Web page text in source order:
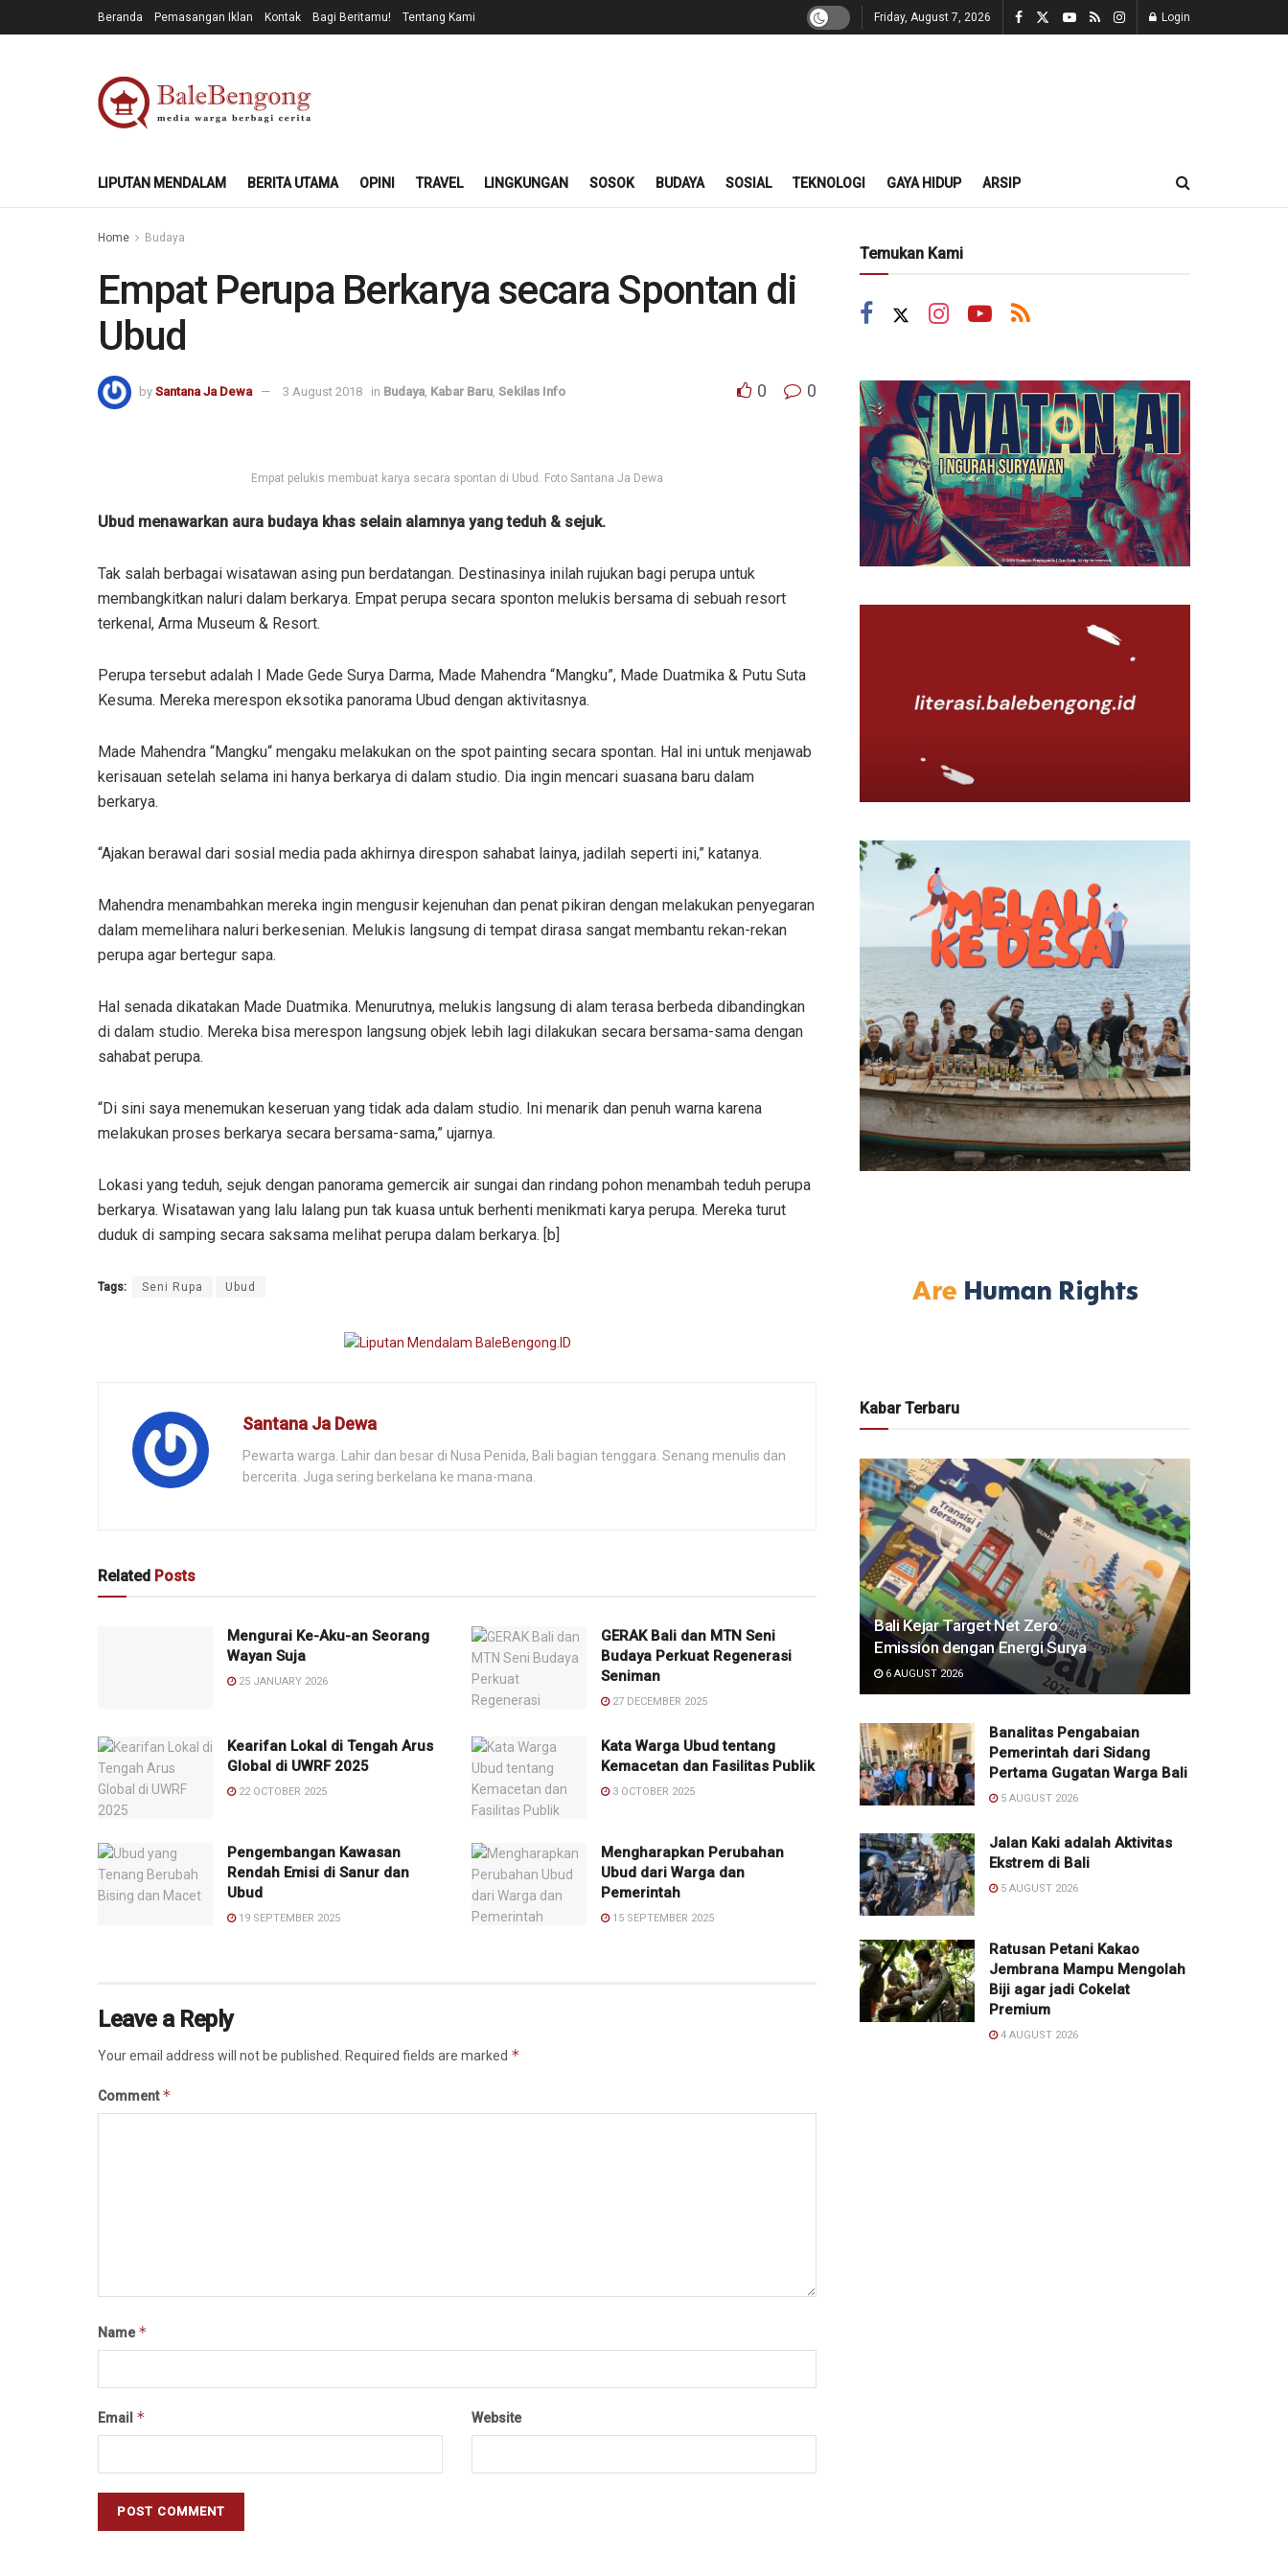
Beranda Pemasangan Iklan Kontak Bagi Beritamu! Tentang Kami Friday, August 7, 2026 Login
LIPUTAN MENDALAM BERITA UTAMA OPINI TRAVEL LINGKUNGAN SOSOK BUDAYA SOSIAL TEKNOLOGI GAYA HIDUP ARSIP
Home Budaya
Empat Perupa Berkarya secara Spontan di
Ubud
by Santana Ja Dewa 3 August 2018 in Budaya Kabar Baru Sekilas Info 0 0
Empat pelukis membuat karya secara spontan di Ubud. Foto Santana Ja Dewa
Ubud menawarkan aura budaya khas selain alamnya yang teduh & sejuk.
Tak salah berbagai wisatawan asing pun berdatangan. Destinasinya inilah rujukan bagi perupa untuk
membangkitkan naluri dalam berkarya. Empat perupa secara sponton melukis bersama di sebuah resort
terkenal, Arma Museum & Resort.
Perupa tersebut adalah I Made Gede Surya Darma, Made Mahendra “Mangku”, Made Duatmika & Putu Suta
Kesuma. Mereka merespon eksotika panorama Ubud dengan aktivitasnya.
Made Mahendra “Mangku“ mengaku melakukan on the spot painting secara spontan. Hal ini untuk menjawab
kerisauan setelah selama ini hanya berkarya di dalam studio. Dia ingin mencari suasana baru dalam
berkarya.
“Ajakan berawal dari sosial media pada akhirnya direspon sahabat lainya, jadilah seperti ini,” katanya.
Mahendra menambahkan mereka ingin mengusir kejenuhan dan penat pikiran dengan melakukan penyegaran
dalam memelihara naluri berkesenian. Melukis langsung di tempat dirasa sangat membantu rekan-rekan
perupa agar bertegur sapa.
Hal senada dikatakan Made Duatmika. Menurutnya, melukis langsung di alam terasa berbeda dibandingkan
di dalam studio. Mereka bisa merespon langsung objek lebih lagi dilakukan secara bersama-sama dengan
sahabat perupa.
“Di sini saya menemukan keseruan yang tidak ada dalam studio. Ini menarik dan penuh warna karena
melakukan proses berkarya secara bersama-sama,” ujarnya.
Lokasi yang teduh, sejuk dengan panorama gemercik air sungai dan rindang pohon menambah teduh perupa
berkarya. Wisatawan yang lalu lalang pun tak kuasa untuk berhenti menikmati karya perupa. Mereka turut
duduk di samping secara saksama melihat perupa dalam berkarya. [b]
Tags: Seni Rupa Ubud
Santana Ja Dewa
Pewarta warga. Lahir dan besar di Nusa Penida, Bali bagian tenggara. Senang menulis dan
bercerita. Juga sering berkelana ke mana-mana.
Related Posts
Mengurai Ke-Aku-an Seorang
Wayan Suja
25 JANUARY 2026
GERAK Bali dan MTN Seni
Budaya Perkuat Regenerasi
Seniman
27 DECEMBER 2025
Kearifan Lokal di Tengah Arus
Global di UWRF 2025
22 OCTOBER 2025
Kata Warga Ubud tentang
Kemacetan dan Fasilitas Publik
3 OCTOBER 2025
Pengembangan Kawasan
Rendah Emisi di Sanur dan
Ubud
19 SEPTEMBER 2025
Mengharapkan Perubahan
Ubud dari Warga dan
Pemerintah
15 SEPTEMBER 2025
Leave a Reply
Your email address will not be published. Required fields are marked *
Comment*
Name*
Email * Website
Temukan Kami
Kabar Terbaru
Bali Kejar Target Net Zero
Emission dengan Energi Surya
6 AUGUST 2026
Banalitas Pengabaian
Pemerintah dari Sidang
Pertama Gugatan Warga Bali
5 AUGUST 2026
Jalan Kaki adalah Aktivitas
Ekstrem di Bali
5 AUGUST 2026
Ratusan Petani Kakao
Jembrana Mampu Mengolah
Biji agar jadi Cokelat
Premium
4 AUGUST 2026